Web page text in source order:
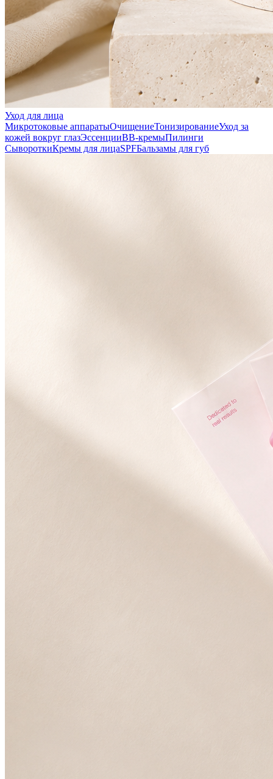
Уход для лица
Микротоковые аппаратыОчищениеТонизированиеУход за
кожей вокруг глазЭссенцииВВ-кремыПилинги
СывороткиКремы для лицаSPFБальзамы для губ